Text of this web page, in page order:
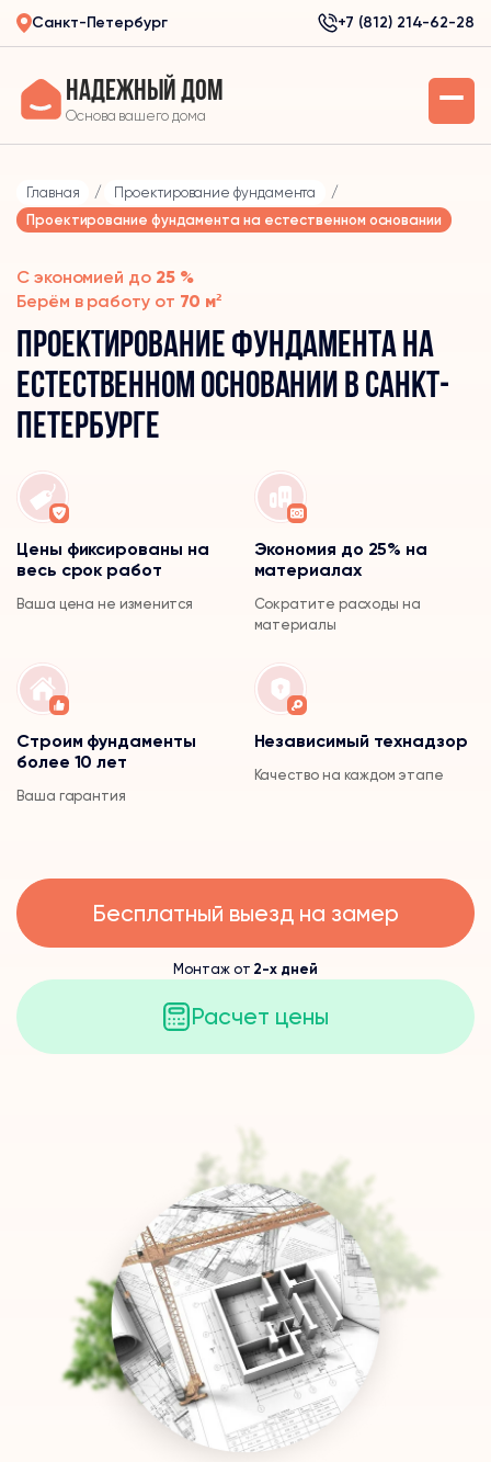
Санкт-Петербург +7 (812) 214-62-28
Надежный дом
Основа вашего дома
Главная / Проектирование фундамента
/
Проектирование фундамента на естественном основании
С экономией до 25 %
Берём в работу от 70 м²
Проектирование фундамента на
естественном основании в Санкт-
Петербурге
Цены фиксированы на
весь срок работ
Ваша цена не изменится
Экономия до 25% на
материалах
Сократите расходы на
материалы
Строим фундаменты
более 10 лет
Ваша гарантия
Независимый технадзор
Качество на каждом этапе
Бесплатный выезд на замер
Монтаж от 2-х дней
Расчет цены